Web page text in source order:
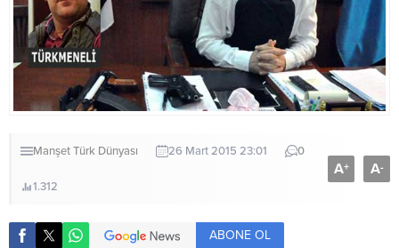
ManşetTürk Dünyası 26 Mart 2015 23:01 0
1.312
A+ A-
ABONE OL